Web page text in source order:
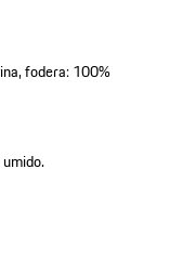
fodera: 100%